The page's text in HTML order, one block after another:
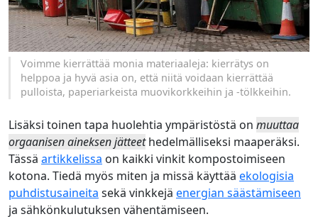
Voimme kierrättää monia materiaaleja: kierrätys on
helppoa ja hyvä asia on, että niitä voidaan kierrättää
pulloista, paperiarkeista muovikorkkeihin ja -tölkkeihin.
Lisäksi toinen tapa huolehtia ympäristöstä on muuttaa
orgaanisen aineksen jätteethedelmälliseksi maaperäksi.
Tässä artikkelissa on kaikki vinkit kompostoimiseen
kotona. Tiedä myös miten ja missä käyttää ekologisia
puhdistusaineita sekä vinkkejä energian säästämiseen
ja sähkönkulutuksen vähentämiseen.